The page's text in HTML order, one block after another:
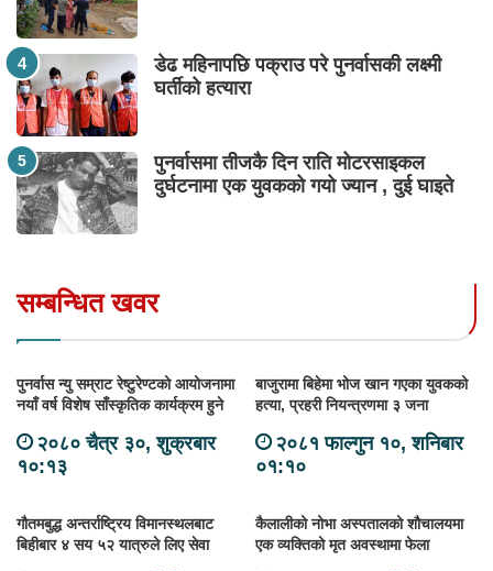
डेढ महिनापछि पक्राउ परे पुनर्वासकी लक्ष्मी
घर्तीको हत्यारा
पुनर्वासमा तीजकै दिन राति मोटरसाइकल
दुर्घटनामा एक युवकको गयो ज्यान , दुई घाइते
सम्बन्धित खवर
पुनर्वास न्यु सम्राट रेष्टुरेण्टको आयोजनामा
नयाँ वर्ष विशेष साँस्कृतिक कार्यक्रम हुने
२०८० चैत्र ३०, शुक्रबार
१०:१३
बाजुरामा बिहेमा भोज खान गएका युवकको
हत्या, प्रहरी नियन्त्रणमा ३ जना
२०८१ फाल्गुन १०, शनिबार
०१:१०
गौतमबुद्ध अन्तर्राष्ट्रिय विमानस्थलबाट
बिहीबार ४ सय ५२ यात्रुले लिए सेवा
कैलालीको नोभा अस्पतालको शौचालयमा
एक व्यक्तिको मृत अवस्थामा फेला